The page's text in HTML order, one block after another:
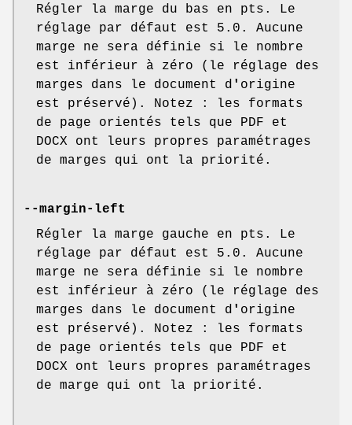
Régler la marge du bas en pts. Le
réglage par défaut est 5.0. Aucune
marge ne sera définie si le nombre
est inférieur à zéro (le réglage des
marges dans le document d ' origine
est préservé). Notez : les formats
de page orientés tels que PDF et
DOCX ont leurs propres paramétrages
de marges qui ont la priorité.
--margin-left
Régler la marge gauche en pts. Le
réglage par défaut est 5.0. Aucune
marge ne sera définie si le nombre
est inférieur à zéro (le réglage des
marges dans le document d ' origine
est préservé). Notez : les formats
de page orientés tels que PDF et
DOCX ont leurs propres paramétrages
de marge qui ont la priorité.